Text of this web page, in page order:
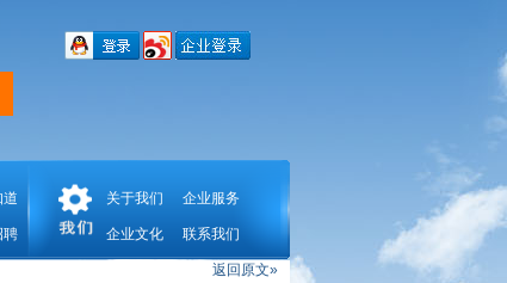
道
聘
关于我们 企业服务
企业文化 联系我们
返回原文»